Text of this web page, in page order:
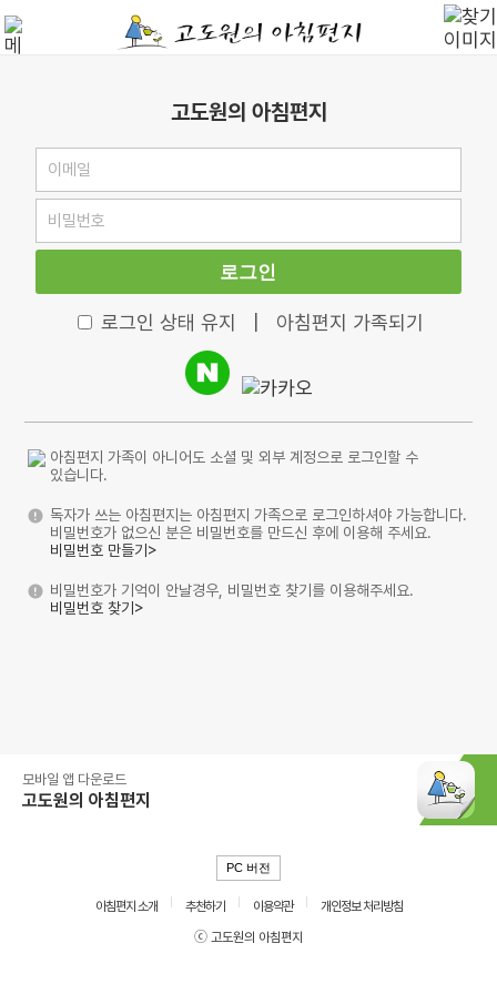
고도원의 아침편지
로그인
로그인 상태 유지 아침편지 가족되기
아침편지 가족이 아니어도 소셜 및 외부 계정으로 로그인할 수
있습니다.
독자가 쓰는 아침편지는 아침편지 가족으로 로그인하셔야 가능합니다.
비밀번호가 없으신 분은 비밀번호를 만드신 후에 이용해 주세요.
비밀번호 만들기>
비밀번호가 기억이 안날경우, 비밀번호 찾기를 이용해주세요.
비밀번호 찾기>
모바일 앱 다운로드
고도원의 아침편지
PC 버전
아침편지 소개 추천하기 이용약관
개인정보 처리방침
ⓒ 고도원의 아침편지